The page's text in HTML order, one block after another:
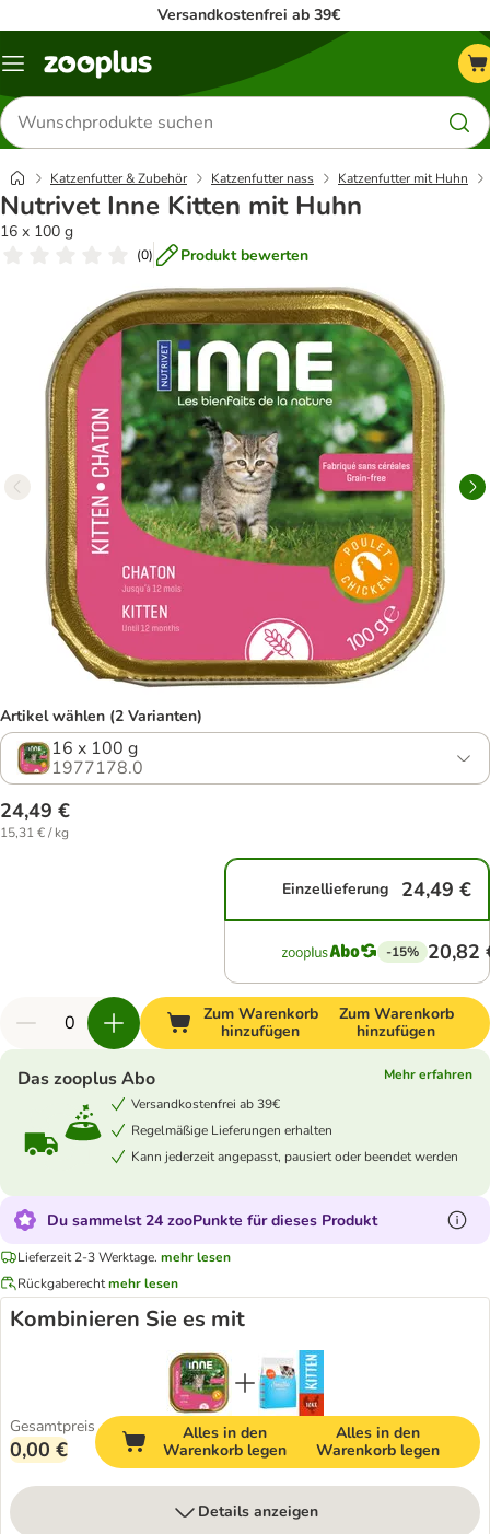
Versandkostenfrei ab 39€
Menü
Produkte
suchen
Katzenfutter & Zubehör Katzenfutter nass Katzenfutter mit Huhn
Nutrivet Inne Kitten mit Huhn
16 x 100 g
(0) Produkt bewerten
Artikel wählen (2 Varianten)
16 x 100 g
1977178.0
24,49 €
15,31 € / kg
Einzellieferung 24,49 €
-15% 20,82
Zum Warenkorb
hinzufügen
Zum Warenkorb
hinzufügen
Das zooplus Abo
Mehr erfahren
Versandkostenfrei ab 39€
Regelmäßige Lieferungen erhalten
Kann jederzeit angepasst, pausiert oder beendet werden
Du sammelst 24 zooPunkte für dieses Produkt
Lieferzeit 2-3 Werktage. mehr lesen
Rückgaberechtmehr lesen
Kombinieren Sie es mit
Gesamtpreis
0,00 €
Alles in den
Warenkorb legen
Alles in den
Warenkorb legen
Details anzeigen